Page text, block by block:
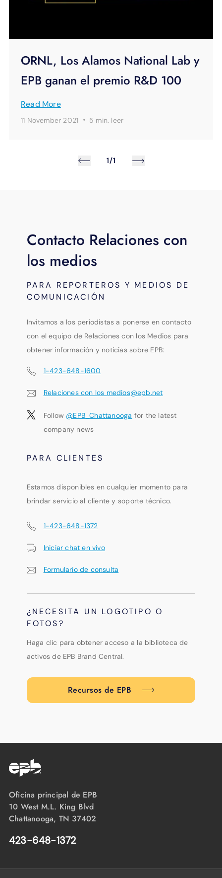
ORNL, Los Alamos National Lab y
EPB ganan el premio R&D 100
Read More
11 November 2021 · 5 min. leer
1/1
Contacto Relaciones con
los medios
PARA REPORTEROS Y MEDIOS DE
COMUNICACIÓN
Invitamos a los periodistas a ponerse en contacto
con el equipo de Relaciones con los Medios para
obtener información y noticias sobre EPB:
1-423-648-1600
Relaciones con los medios@epb.net
Follow @EPB_Chattanooga for the latest
company news
PARA CLIENTES
Estamos disponibles en cualquier momento para
brindar servicio al cliente y soporte técnico.
1-423-648-1372
Iniciar chat en vivo
Formulario de consulta
¿NECESITA UN LOGOTIPO O
FOTOS?
Haga clic para obtener acceso a la biblioteca de
activos de EPB Brand Central.
Recursos de EPB
Oficina principal de EPB
10 West M.L. King Blvd
Chattanooga, TN 37402
423-648-1372